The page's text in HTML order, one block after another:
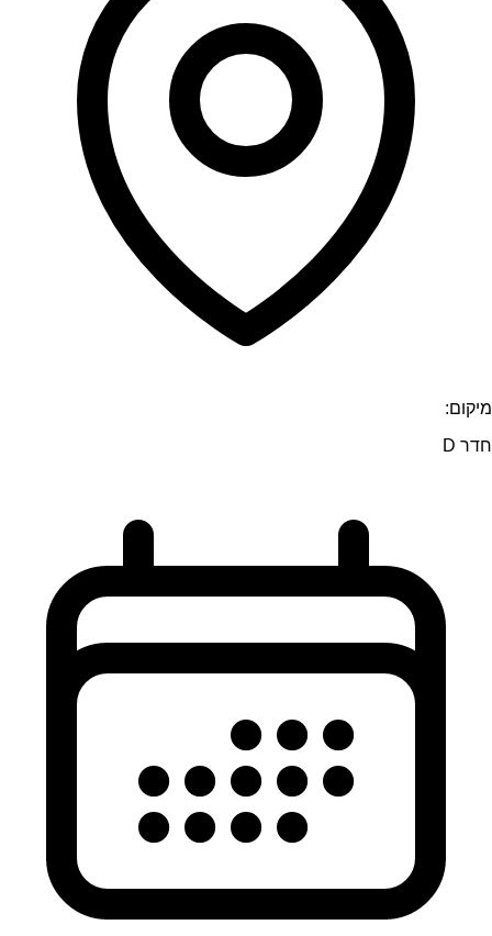
מיקום:
חדר D